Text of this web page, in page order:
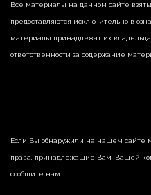
Все материалы на данном сайте
предоставляются исключительно в
материалы принадлежат их
ответственности за содержание
Если Вы обнаружили на нашем сайте
права, принадлежащие Вам, Вашей
сообщите нам.